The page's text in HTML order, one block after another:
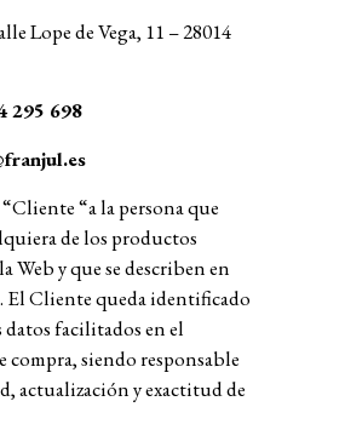
Lope de Vega, 11 – 28014
295 698
“a la persona que
de los productos
Web y que se describen en
El Cliente queda identificado
datos facilitados en el
siendo responsable
actualización y exactitud de